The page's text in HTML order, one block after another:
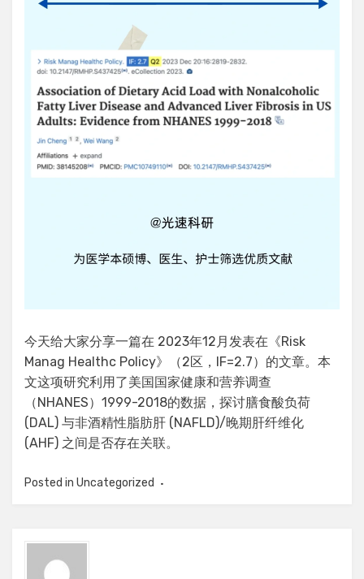
今天给大家分享一篇在 2023年12月发表在《Risk
Manag Healthc Policy》（2区，IF=2.7）的文章。本
文这项研究利用了美国国家健康和营养调查
（NHANES）1999-2018的数据，探讨膳食酸负荷
(DAL) 与非酒精性脂肪肝 (NAFLD)/晚期肝纤维化
(AHF) 之间是否存在关联。
Posted in Uncategorized